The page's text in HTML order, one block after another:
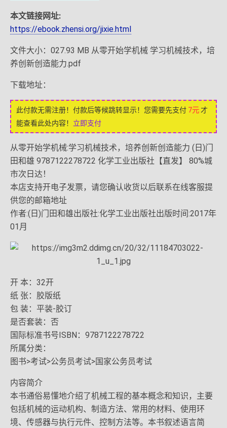
本文链接网址:
https://ebook.zhensi.org/jixie.html
文件大小：027.93 MB 从零开始学机械 学习机械技术，培
养创新创造能力.pdf
下载地址：
此付款无需注册！付款后等候跳转显示！您需要先支付 7元 才
能查看此处内容！ 立即支付
从零开始学机械:学习机械技术，培养创新创造能力 (日)门
田和雄 9787122278722 化学工业出版社【直发】 80%城
市次日达！
本店支持开电子发票，请您确认收货以后联系在线客服提
供您的邮箱地址
作者:(日)门田和雄出版社:化学工业出版社出版时间:2017年
01月
开 本：32开
纸 张：胶版纸
包 装：平装-胶订
是否套装：否
国际标准书号ISBN：9787122278722
所属分类：
图书>考试>公务员考试>国家公务员考试
内容简介
本书通俗易懂地介绍了机械工程的基本概念和知识，主要
包括机械的运动机构、制造方法、常用的材料、使用环
境、传感器与执行元件、控制方法等。本书叙述语言简